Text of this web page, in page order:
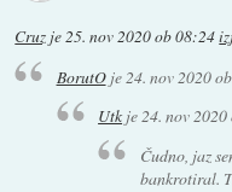
Cruz je25. nov 2020 ob 08:24
BorutOje 24. nov 2020
Utk je24. nov
Čudno, jaz
bankrotiral.